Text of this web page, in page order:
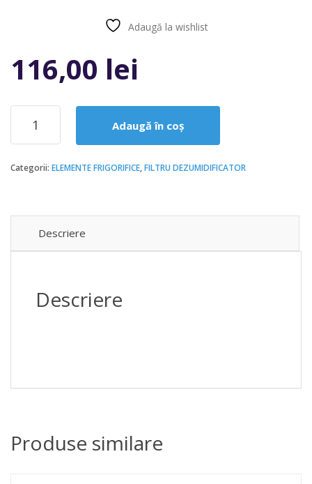
Adaugă la wishlist
116,00 lei
Cantitate
Filtru
deshidrator
linie
Castel
Adaugă în coș
Categorii: ELEMENTE FRIGORIFICE,FILTRU DEZUMIDIFICATOR
Descriere
Descriere
Produse similare